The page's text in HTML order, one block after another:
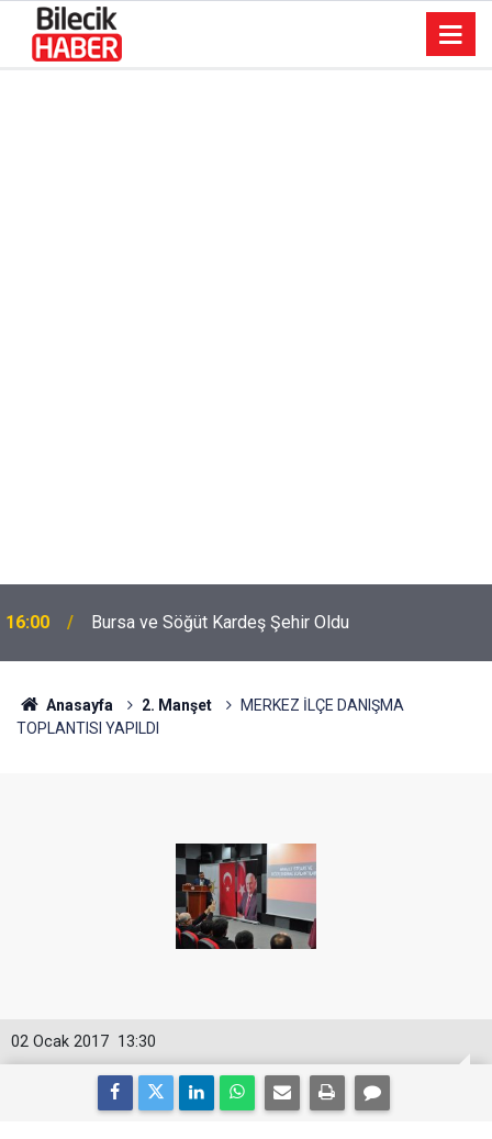
16:00 Bursa ve Söğüt Kardeş Şehir Oldu
Anasayfa 2. Manşet
MERKEZ İLÇE DANIŞMA
TOPLANTISI YAPILDI
13:30
02 Ocak 2017